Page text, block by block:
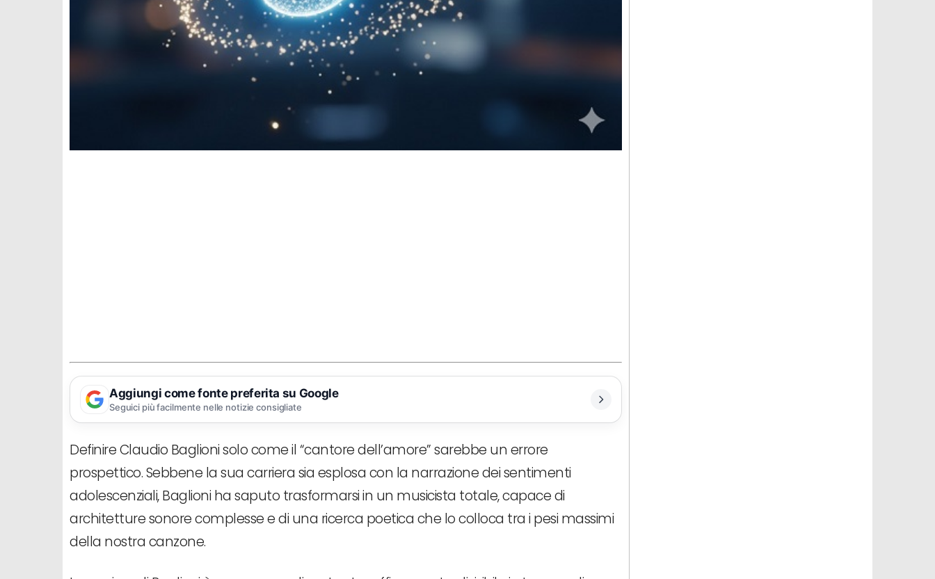
Aggiungi come fonte preferita su Google
Seguici più facilmente nelle notizie consigliate
Definire Claudio Baglioni solo come il “cantore dell’amore” sarebbe un errore
prospettico. Sebbene la sua carriera sia esplosa con la narrazione dei sentimenti
adolescenziali, Baglioni ha saputo trasformarsi in un musicista totale, capace di
architetture sonore complesse e di una ricerca poetica che lo colloca tra i pesi massimi
della nostra canzone.